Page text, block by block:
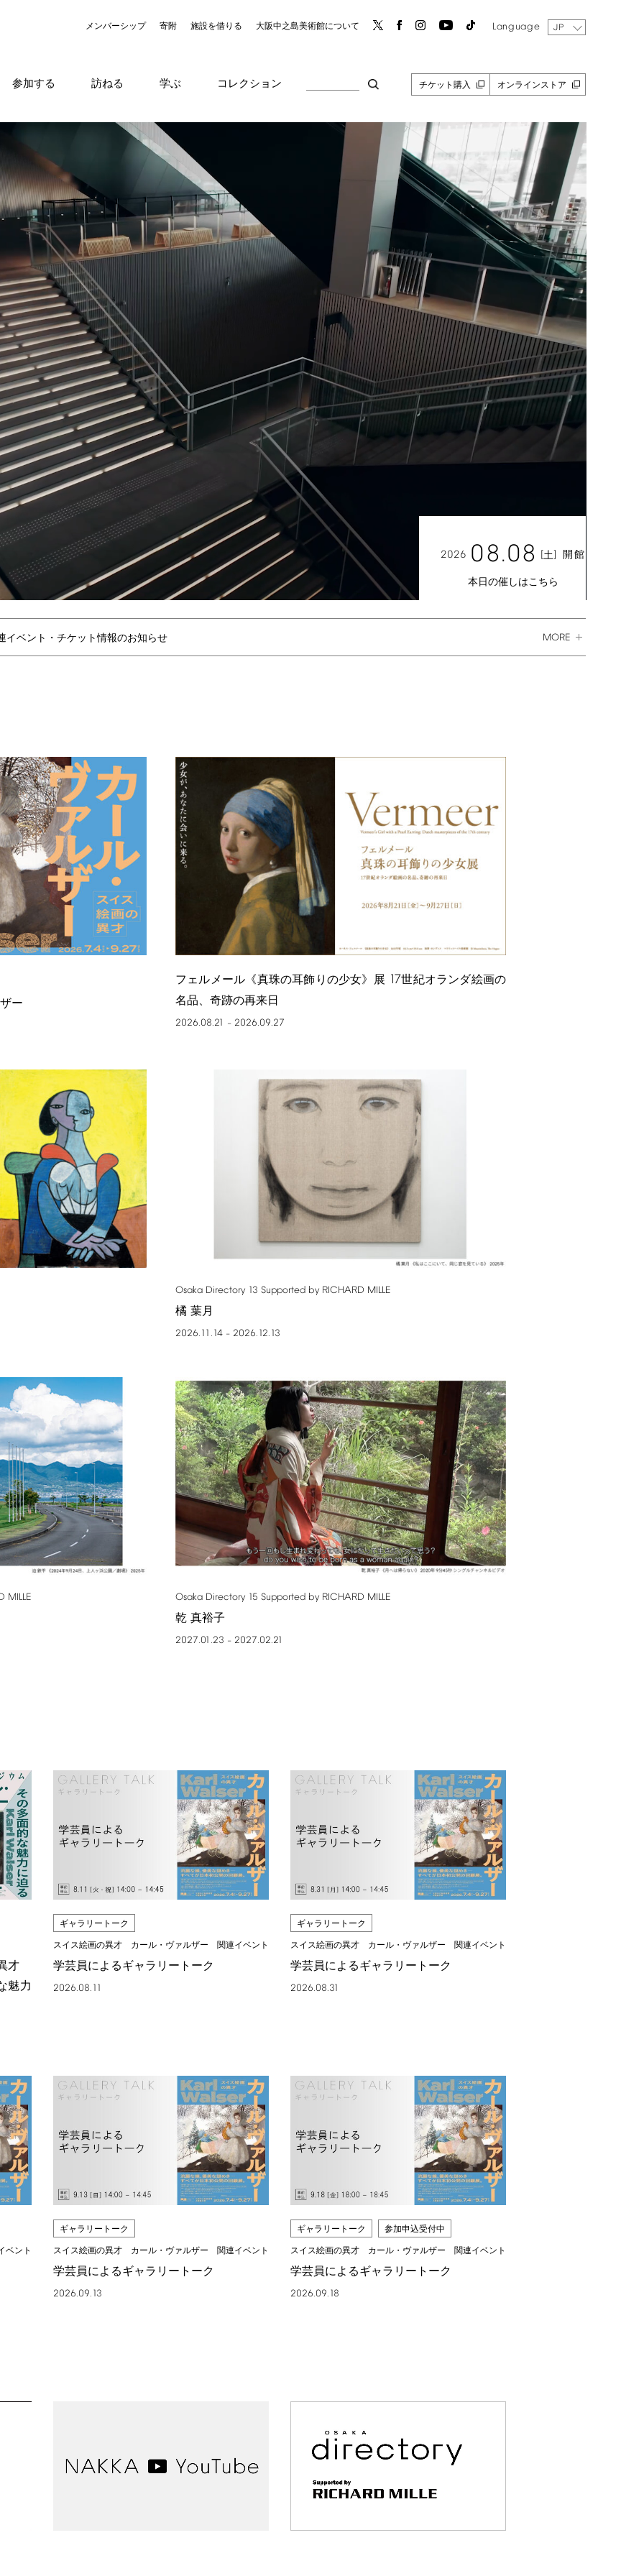
メンバーシップ 寄附 施設を借りる 大阪中之島美術館について Language JP
参加する 訪ねる 学ぶ コレクション チケット購入 オンラインストア
2026 08.08 [土] 開館
本日の催しはこちら
イベント・チケット情報のお知らせ MORE
ー
フェルメール《真珠の耳飾りの少女》展 17世紀オランダ絵画の
名品、奇跡の再来日
2026.08.21 – 2026.09.27
Osaka Directory 13 Supported by RICHARD MILLE
橘 葉月
2026.11.14 – 2026.12.13
MILLE Osaka Directory 15 Supported by RICHARD MILLE
乾 真裕子
2027.01.23 – 2027.02.21
才
魅力
ギャラリートーク
スイス絵画の異才 カール・ヴァルザー 関連イベント
学芸員によるギャラリートーク
2026.08.11
ギャラリートーク
スイス絵画の異才 カール・ヴァルザー 関連イベント
学芸員によるギャラリートーク
2026.08.31
ベント
ギャラリートーク
スイス絵画の異才 カール・ヴァルザー 関連イベント
学芸員によるギャラリートーク
2026.09.13
ギャラリートーク 参加申込受付中
スイス絵画の異才 カール・ヴァルザー 関連イベント
学芸員によるギャラリートーク
2026.09.18